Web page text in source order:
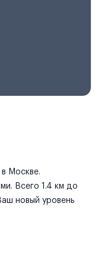
Москве.
Всего 1.4 км до
новый уровень